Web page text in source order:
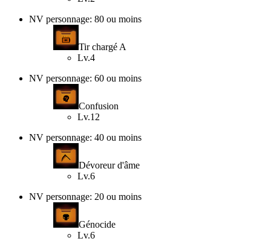
NV personnage: 80 ou moins
Tir chargé A
Lv.4
NV personnage: 60 ou moins
Confusion
Lv.12
NV personnage: 40 ou moins
Dévoreur d'âme
Lv.6
NV personnage: 20 ou moins
Génocide
Lv.6